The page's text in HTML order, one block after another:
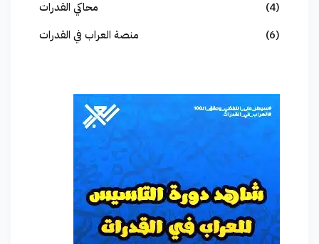
محاكي القدرات
(4)
منصة العراب في القدرات
(6)